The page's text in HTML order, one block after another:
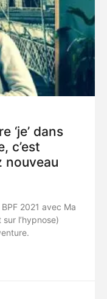
‘je’ dans
c’est
nouveau
2021 avec Ma
l’hypnose)